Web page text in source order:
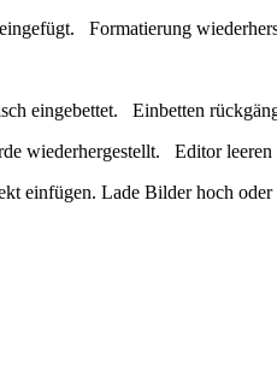
Formatierung
eingebettet. Einbetten
wiederhergestellt. Editor leeren
einfügen. Lade Bilder hoch